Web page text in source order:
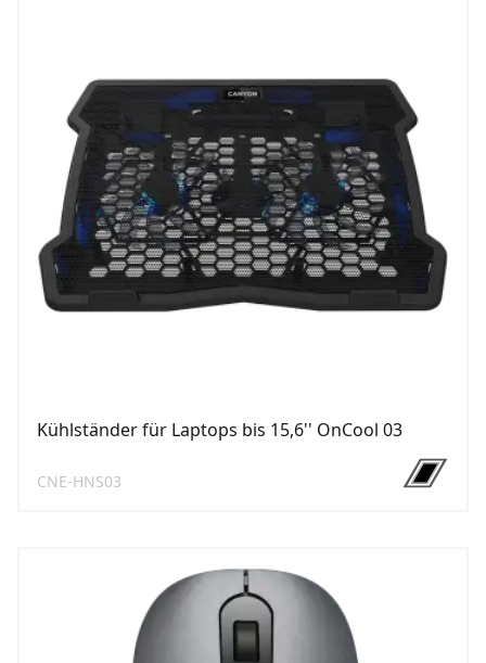
Kühlständer für Laptops bis 15,6'' OnCool 03
CNE-HNS03